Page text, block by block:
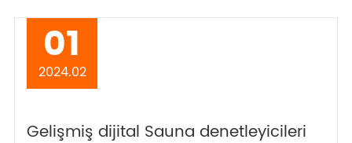
01
2024.02
Gelişmiş dijital Sauna denetleyicileri